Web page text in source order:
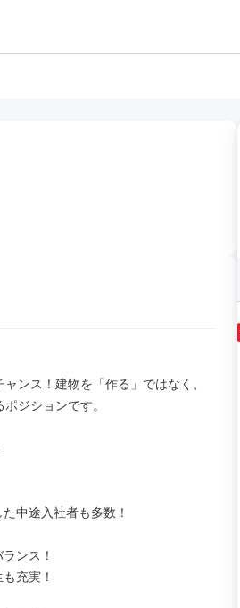
ンス！建物を「作る」ではなく、
ジションです。
中途入社者も多数！
ンス！
充実！